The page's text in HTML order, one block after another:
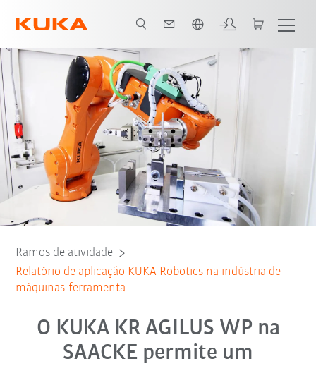
Todos os parceiros do sistema
Ramos de atividade
Relatório de aplicação KUKA Robotics na indústria de
máquinas-ferramenta
O KUKA KR AGILUS WP na
SAACKE permite um